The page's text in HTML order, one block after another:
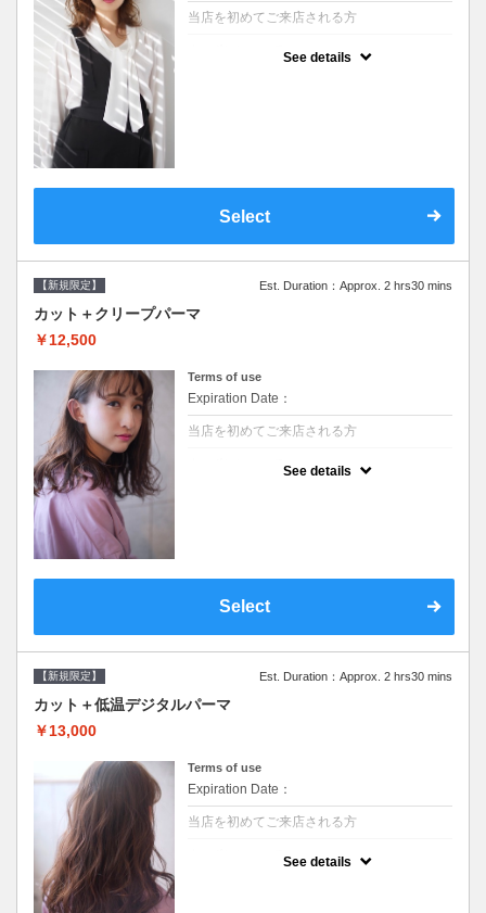
当店を初めてご来店される方
See details
Select
【新規限定】 Est. Duration：Approx. 2 hrs30 mins
カット＋クリープパーマ
￥12,500
Terms of use
Expiration Date：
当店を初めてご来店される方
See details
Select
【新規限定】 Est. Duration：Approx. 2 hrs30 mins
カット＋低温デジタルパーマ
￥13,000
Terms of use
Expiration Date：
当店を初めてご来店される方
See details